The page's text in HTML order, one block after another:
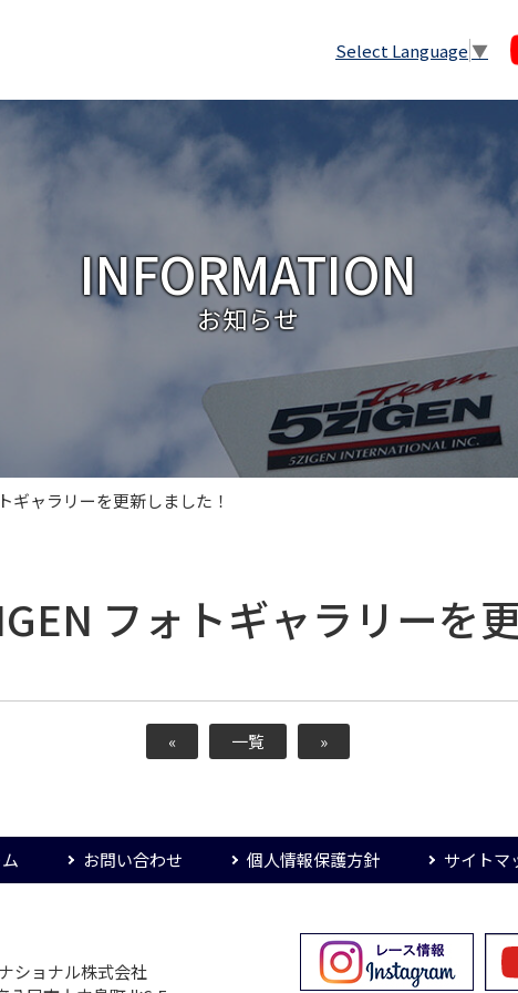
Select Language ▼
INFORMATION
お知らせ
ギャラリーを更新しました！
フォトギャラリーを
« 一覧 »
お問い合わせ 個人情報保護方針 サイトマ
ショナル株式会社